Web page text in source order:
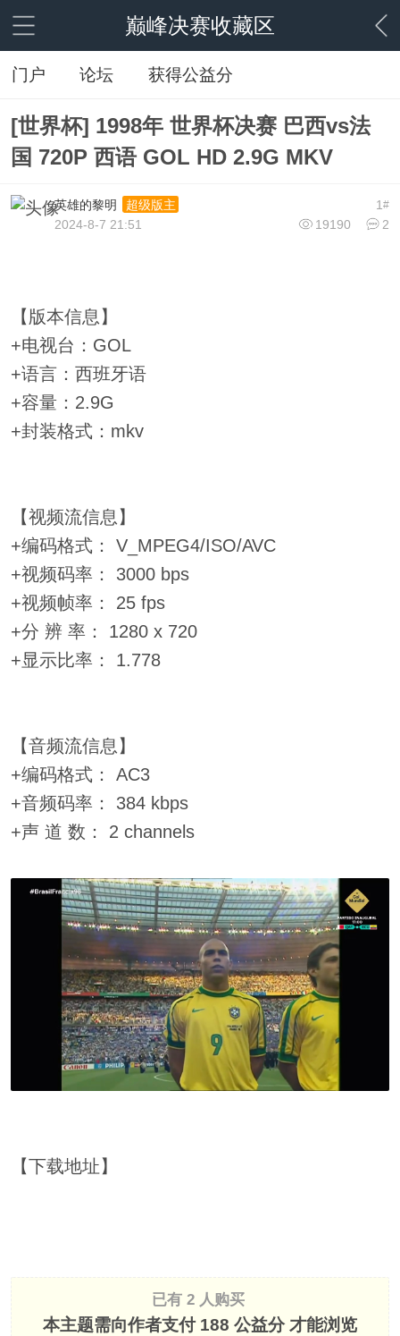
巅峰决赛收藏区
门户 论坛 获得公益分
[世界杯] 1998年 世界杯决赛 巴西vs法
国 720P 西语 GOL HD 2.9G MKV
1#
英雄的黎明
超级版主
19190
2
2024-8-7 21:51
【版本信息】
+电视台：GOL
+语言：西班牙语
+容量：2.9G
+封装格式：mkv
【视频流信息】
+编码格式： V_MPEG4/ISO/AVC
+视频码率： 3000 bps
+视频帧率： 25 fps
+分 辨 率： 1280 x 720
+显示比率： 1.778
【音频流信息】
+编码格式： AC3
+音频码率： 384 kbps
+声 道 数： 2 channels
【下载地址】
已有 2 人购买
本主题需向作者支付 188 公益分才能浏览